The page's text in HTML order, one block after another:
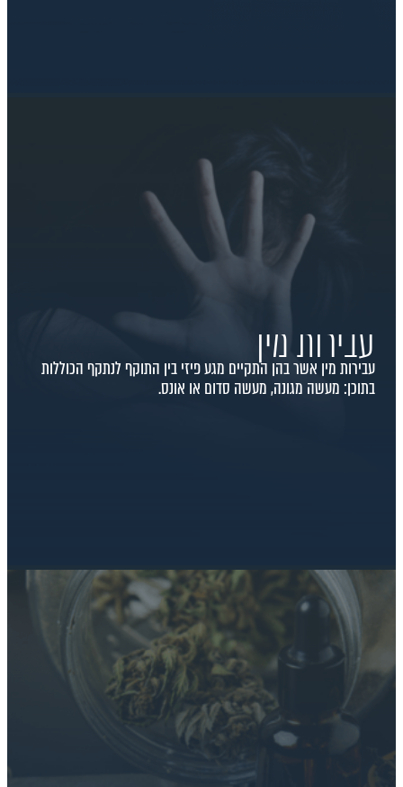
עבירות מין
עבירות מין אשר בהן התקיים מגע פיזי בין התוקף לנתקף הכוללות
בתוכן: מעשה מגונה, מעשה סדום או אונס.